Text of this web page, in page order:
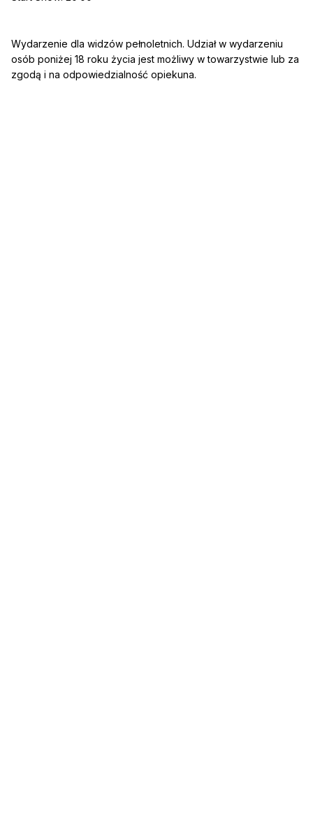
Wydarzenie dla widzów pełnoletnich. Udział w wydarzeniu
osób poniżej 18 roku życia jest możliwy w towarzystwie lub za
zgodą i na odpowiedzialność opiekuna.